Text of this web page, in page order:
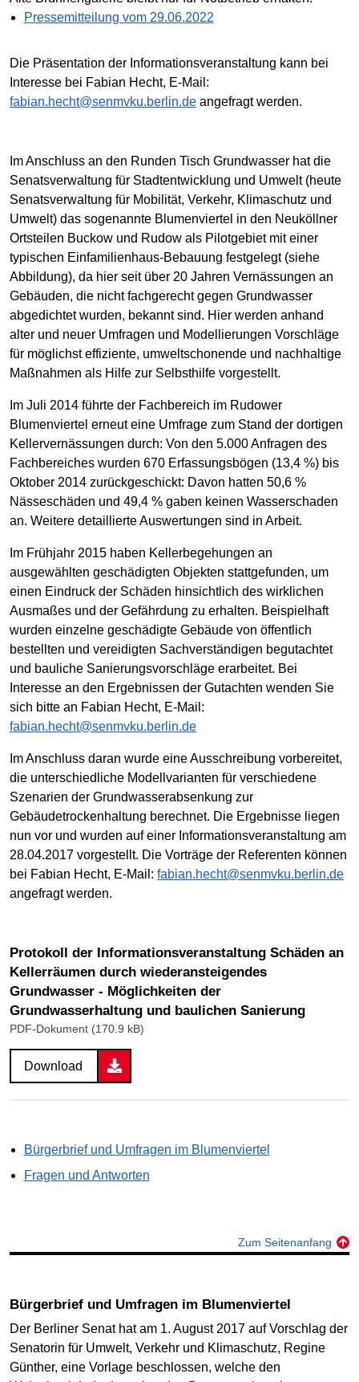
Pressemitteilung vom 29.06.2022
Die Präsentation der Informationsveranstaltung kann bei
Interesse bei Fabian Hecht, E-Mail:
fabian.hecht@senmvku.berlin.de angefragt werden.
Im Anschluss an den Runden Tisch Grundwasser hat die
Senatsverwaltung für Stadtentwicklung und Umwelt (heute
Senatsverwaltung für Mobilität, Verkehr, Klimaschutz und
Umwelt) das sogenannte Blumenviertel in den Neuköllner
Ortsteilen Buckow und Rudow als Pilotgebiet mit einer
typischen Einfamilienhaus-Bebauung festgelegt (siehe
Abbildung), da hier seit über 20 Jahren Vernässungen an
Gebäuden, die nicht fachgerecht gegen Grundwasser
abgedichtet wurden, bekannt sind. Hier werden anhand
alter und neuer Umfragen und Modellierungen Vorschläge
für möglichst effiziente, umweltschonende und nachhaltige
Maßnahmen als Hilfe zur Selbsthilfe vorgestellt.
Im Juli 2014 führte der Fachbereich im Rudower
Blumenviertel erneut eine Umfrage zum Stand der dortigen
Kellervernässungen durch: Von den 5.000 Anfragen des
Fachbereiches wurden 670 Erfassungsbögen (13,4 %) bis
Oktober 2014 zurückgeschickt: Davon hatten 50,6 %
Nässeschäden und 49,4 % gaben keinen Wasserschaden
an. Weitere detaillierte Auswertungen sind in Arbeit.
Im Frühjahr 2015 haben Kellerbegehungen an
ausgewählten geschädigten Objekten stattgefunden, um
einen Eindruck der Schäden hinsichtlich des wirklichen
Ausmaßes und der Gefährdung zu erhalten. Beispielhaft
wurden einzelne geschädigte Gebäude von öffentlich
bestellten und vereidigten Sachverständigen begutachtet
und bauliche Sanierungsvorschläge erarbeitet. Bei
Interesse an den Ergebnissen der Gutachten wenden Sie
sich bitte an Fabian Hecht, E-Mail:
fabian.hecht@senmvku.berlin.de
Im Anschluss daran wurde eine Ausschreibung vorbereitet,
die unterschiedliche Modellvarianten für verschiedene
Szenarien der Grundwasserabsenkung zur
Gebäudetrockenhaltung berechnet. Die Ergebnisse liegen
nun vor und wurden auf einer Informationsveranstaltung am
28.04.2017 vorgestellt. Die Vorträge der Referenten können
bei Fabian Hecht, E-Mail: fabian.hecht@senmvku.berlin.de
angefragt werden.
Protokoll der Informationsveranstaltung Schäden an
Kellerräumen durch wiederansteigendes
Grundwasser - Möglichkeiten der
Grundwasserhaltung und baulichen Sanierung
PDF-Dokument (170.9 kB)
Download
Bürgerbrief und Umfragen im Blumenviertel
Fragen und Antworten
Zum Seitenanfang
Bürgerbrief und Umfragen im Blumenviertel
Der Berliner Senat hat am 1. August 2017 auf Vorschlag der
Senatorin für Umwelt, Verkehr und Klimaschutz, Regine
Günther, eine Vorlage beschlossen, welche den